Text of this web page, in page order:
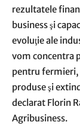
rezultatele
business şi
evoluţie ale
vom concentra
pentru
produse şi
declarat Florin
Agribusiness.